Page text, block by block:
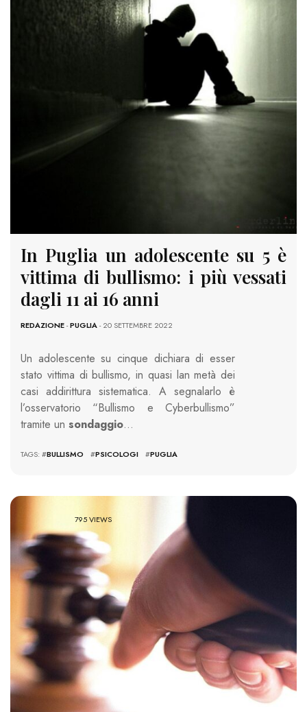
In Puglia un adolescente su 5 è
vittima di bullismo: i più vessati
dagli 11 ai 16 anni
REDAZIONE-PUGLIA- 20 SETTEMBRE 2022
Un adolescente su cinque dichiara di esser
stato vittima di bullismo, in quasi lan metà dei
casi addirittura sistematica. A segnalarlo è
l’osservatorio “Bullismo e Cyberbullismo”
tramite un sondaggio…
TAGS: #BULLISMO #PSICOLOGI #PUGLIA
795 VIEWS